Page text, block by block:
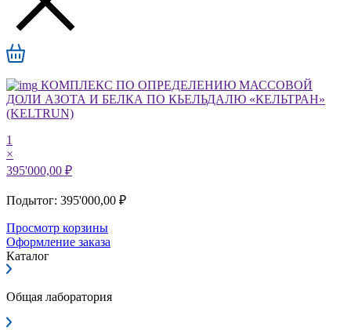
КОМПЛЕКС ПО ОПРЕДЕЛЕНИЮ МАССОВОЙ
ДОЛИ АЗОТА И БЕЛКА ПО КЬЕЛЬДАЛЮ «КЕЛЬТРАН»
(KELTRUN)
1
×
395'000,00 ₽
Подытог: 395'000,00 ₽
Просмотр корзины
Оформление заказа
Каталог
Общая лаборатория